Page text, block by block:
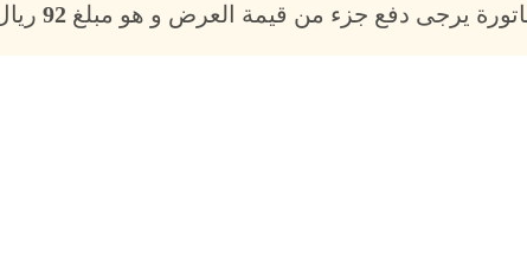
يرجى دفع جزء من قيمة العرض و هو مبلغ92